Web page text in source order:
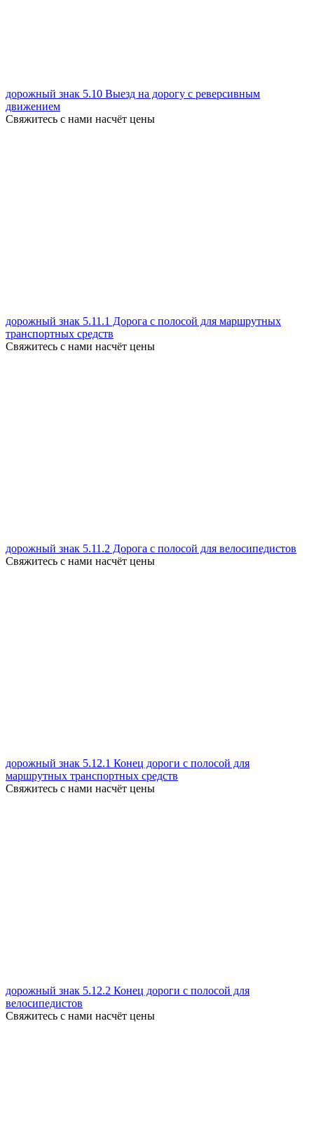
дорожный знак 5.10 Выезд на дорогу с реверсивным
движением
Свяжитесь с нами насчёт цены
дорожный знак 5.11.1 Дорога с полосой для маршрутных
транспортных средств
Свяжитесь с нами насчёт цены
дорожный знак 5.11.2 Дорога с полосой для велосипедистов
Свяжитесь с нами насчёт цены
дорожный знак 5.12.1 Конец дороги с полосой для
маршрутных транспортных средств
Свяжитесь с нами насчёт цены
дорожный знак 5.12.2 Конец дороги с полосой для
велосипедистов
Свяжитесь с нами насчёт цены